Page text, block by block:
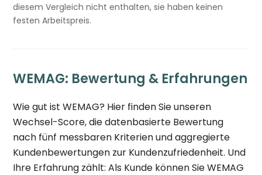
diesem Vergleich nicht enthalten, sie haben keinen
festen Arbeitspreis.
WEMAG: Bewertung & Erfahrungen
Wie gut ist WEMAG? Hier finden Sie unseren
Wechsel-Score, die datenbasierte Bewertung
nach fünf messbaren Kriterien und aggregierte
Kundenbewertungen zur Kundenzufriedenheit. Und
Ihre Erfahrung zählt: Als Kunde können Sie WEMAG